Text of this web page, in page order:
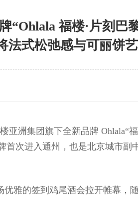
“Ohlala 福楼·片刻巴
式松弛感与可丽饼
亚洲集团旗下全新品牌 Ohlala“
首次进入通州，也是北京城市副
优雅的签到鸡尾酒会拉开帷幕，